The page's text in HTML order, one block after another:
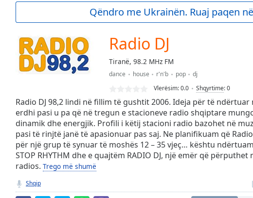
Current
Duration
-:-
Loaded:
0.00%
Seek to
currently
behind
Remaining
Time-
Playback
Qëndro me Ukrainën. Ruaj paqen
Radio DJ
Tiranë, 98.2 MHz FM
dance house r'n'b pop
dj
Vlerësim:0.0 Shqyrtime:0
Radio DJ 98,2 lindi në fillim të gushtit 2006. Ideja për të
erdhi pasi u pa që në tregun e stacioneve radio shqiptare
dinamik dhe energjik. Profili i këtij stacioni radio bazohet në
pasi të rinjtë janë të apasionuar pas saj. Ne planifikuam që
për një grup të synuar të moshës 12 – 35 vjeç… kështu
STOP RHYTHM dhe e quajtëm RADIO DJ, një emër që
radios. Trego më shumë
Shqip